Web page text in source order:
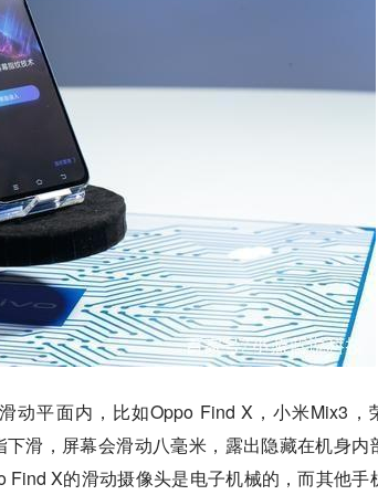
动平面内，比如Oppo Find X，小米Mix3，
滑，屏幕会滑动八毫米，露出隐藏在机身内
X的滑动摄像头是电子机械的，而其他手